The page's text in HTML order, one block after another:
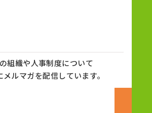
組織や人事制度について
メルマガを配信しています。